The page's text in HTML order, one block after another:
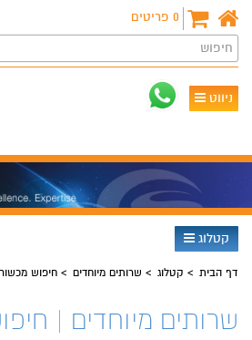
0 פריטים
חיפוש
ניווט
קטלוג
דף הבית קטלוג שרותים מיוחדים חיפוש
שרותים מיוחדים |